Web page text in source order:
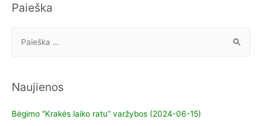
Paieška
Naujienos
Bėgimo “Krakės laiko ratu” varžybos (2024-06-15)